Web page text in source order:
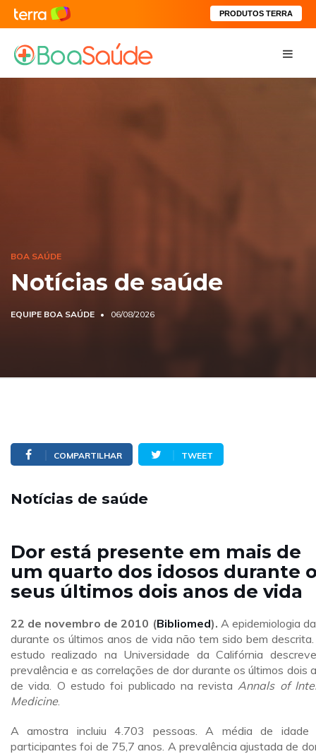
PRODUTOS TERRA
BOA SAÚDE
Notícias de saúde
EQUIPE BOA SAÚDE 06/08/2026
COMPARTILHAR TWEET
Notícias de saúde
Dor está presente em mais de
um quarto dos idosos durante
seus últimos dois anos de vida
22 de novembro de 2010 (Bibliomed). A epidemiologia
durante os últimos anos de vida não tem sido bem
estudo realizado na Universidade da Califórnia
prevalência e as correlações de dor durante os últimos dois
de vida. O estudo foi publicado na revistaAnnals of
Medicine.
A amostra incluiu 4.703 pessoas. A média de idade
participantes foi de 75,7 anos. A prevalência ajustada de